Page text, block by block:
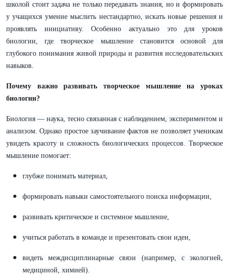
школой стоит задача не только передавать знания, но и формировать
у учащихся умение мыслить нестандартно, искать новые решения и
проявлять инициативу. Особенно актуально это для уроков
биологии, где творческое мышление становится основой для
глубокого понимания живой природы и развития исследовательских
навыков.
Почему важно развивать творческое мышление на уроках
биологии?
Биология — наука, тесно связанная с наблюдением, экспериментом и
анализом. Однако простое заучивание фактов не позволяет ученикам
увидеть красоту и сложность биологических процессов. Творческое
мышление помогает:
глубже понимать материал,
формировать навыки самостоятельного поиска информации,
развивать критическое и системное мышление,
учиться работать в команде и презентовать свои идеи,
видеть междисциплинарные связи (например, с экологией,
медициной, химией).